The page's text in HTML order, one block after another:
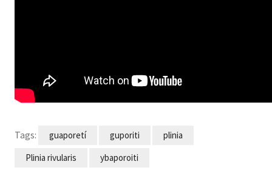
Tags: guaporetí guporiti
plinia
Plinia rivularis
ybaporoiti